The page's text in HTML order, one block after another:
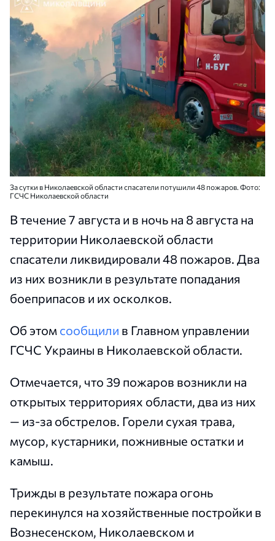
За сутки в Николаевской области спасатели потушили 48 пожаров. Фото:
ГСЧС Николаевской области
В течение 7 августа и в ночь на 8 августа на
территории Николаевской области
спасатели ликвидировали 48 пожаров. Два
из них возникли в результате попадания
боеприпасов и их осколков.
Об этом сообщили в Главном управлении
ГСЧС Украины в Николаевской области.
Отмечается, что 39 пожаров возникли на
открытых территориях области, два из них
— из-за обстрелов. Горели сухая трава,
мусор, кустарники, пожнивные остатки и
камыш.
Трижды в результате пожара огонь
перекинулся на хозяйственные постройки в
Вознесенском, Николаевском и